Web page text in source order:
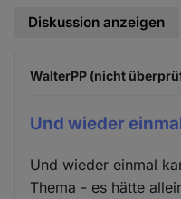
Diskussion anzeigen
WalterPP (nicht
Und wieder
Und wieder einmal
Thema - es hätte